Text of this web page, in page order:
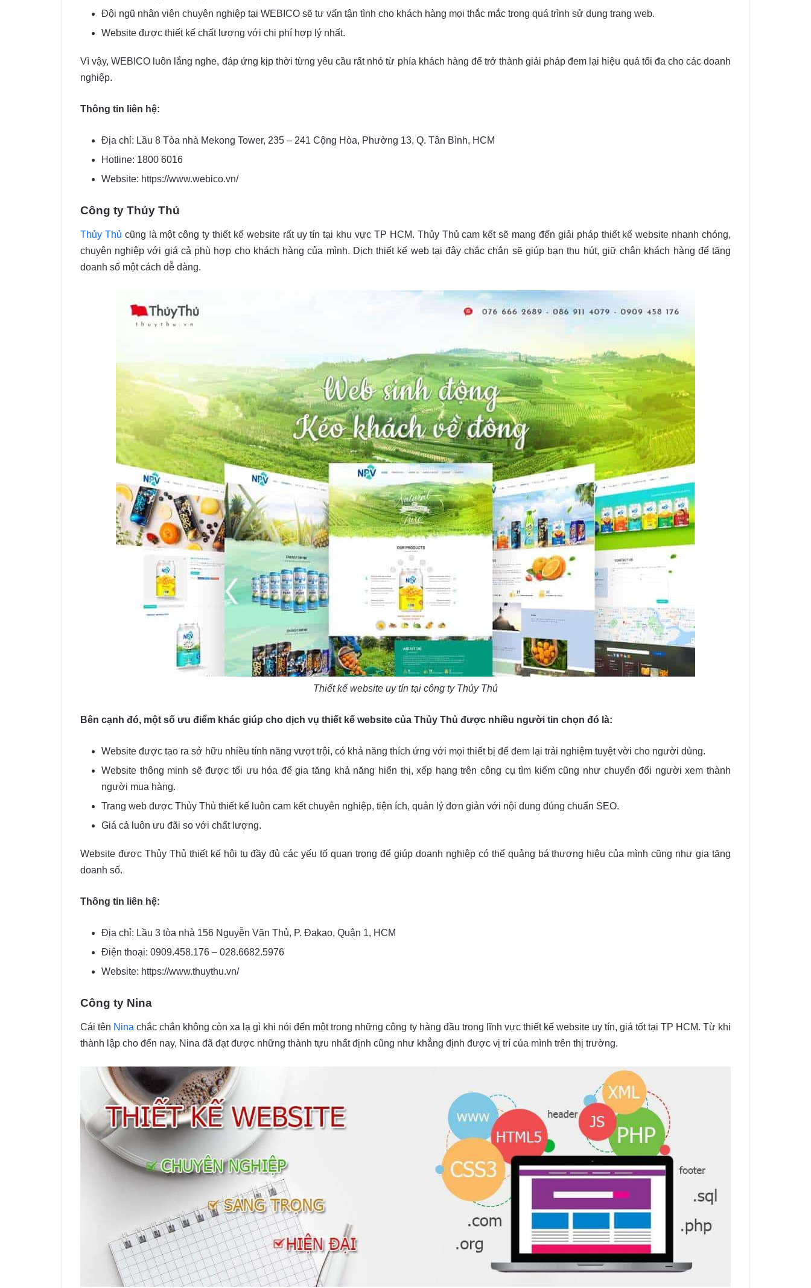
Đội ngũ nhân viên chuyên nghiệp tại WEBICO sẽ tư vấn tận tình cho khách hàng mọi thắc mắc trong quá trình sử dụng trang web.
Website được thiết kế chất lượng với chi phí hợp lý nhất.
Vì vậy, WEBICO luôn lắng nghe, đáp ứng kịp thời từng yêu cầu rất nhỏ từ phía khách hàng để trở thành giải pháp đem lại hiệu quả tối đa cho các doanh
nghiệp.
Thông tin liên hệ:
Địa chỉ: Lầu 8 Tòa nhà Mekong Tower, 235 – 241 Cộng Hòa, Phường 13, Q. Tân Bình, HCM
Hotline: 1800 6016
Website: https://www.webico.vn/
Công ty Thủy Thủ
Thủy Thủ cũng là một công ty thiết kế website rất uy tín tại khu vực TP HCM. Thủy Thủ cam kết sẽ mang đến giải pháp thiết kế website nhanh chóng,
chuyên nghiệp với giá cả phù hợp cho khách hàng của mình. Dịch thiết kế web tại đây chắc chắn sẽ giúp bạn thu hút, giữ chân khách hàng để tăng
doanh số một cách dễ dàng.
Thiết kế website uy tín tại công ty Thủy Thủ
Bên cạnh đó, một số ưu điểm khác giúp cho dịch vụ thiết kế website của Thủy Thủ được nhiều người tin chọn đó là:
Website được tạo ra sở hữu nhiều tính năng vượt trội, có khả năng thích ứng với mọi thiết bị để đem lại trải nghiệm tuyệt vời cho người dùng.
Website thông minh sẽ được tối ưu hóa để gia tăng khả năng hiển thị, xếp hạng trên công cụ tìm kiếm cũng như chuyển đổi người xem thành
người mua hàng.
Trang web được Thủy Thủ thiết kế luôn cam kết chuyên nghiệp, tiện ích, quản lý đơn giản với nội dung đúng chuẩn SEO.
Giá cả luôn ưu đãi so với chất lượng.
Website được Thủy Thủ thiết kế hội tụ đầy đủ các yếu tố quan trọng để giúp doanh nghiệp có thể quảng bá thương hiệu của mình cũng như gia tăng
doanh số.
Thông tin liên hệ:
Địa chỉ: Lầu 3 tòa nhà 156 Nguyễn Văn Thủ, P. Đakao, Quận 1, HCM
Điện thoại: 0909.458.176 – 028.6682.5976
Website: https://www.thuythu.vn/
Công ty Nina
Cái tên Nina chắc chắn không còn xa lạ gì khi nói đến một trong những công ty hàng đầu trong lĩnh vực thiết kế website uy tín, giá tốt tại TP HCM. Từ khi
thành lập cho đến nay, Nina đã đạt được những thành tựu nhất định cũng như khẳng định được vị trí của mình trên thị trường.